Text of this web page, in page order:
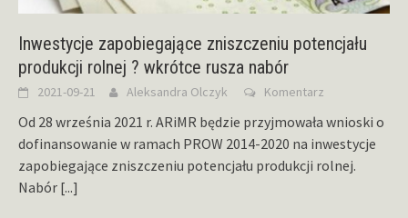
Inwestycje zapobiegające zniszczeniu potencjału
produkcji rolnej ? wkrótce rusza nabór
2021-09-21 Aleksandra Olczyk Komentarz
Od 28 września 2021 r. ARiMR będzie przyjmowała wnioski o
dofinansowanie w ramach PROW 2014-2020 na inwestycje
zapobiegające zniszczeniu potencjału produkcji rolnej.
Nabór [...]